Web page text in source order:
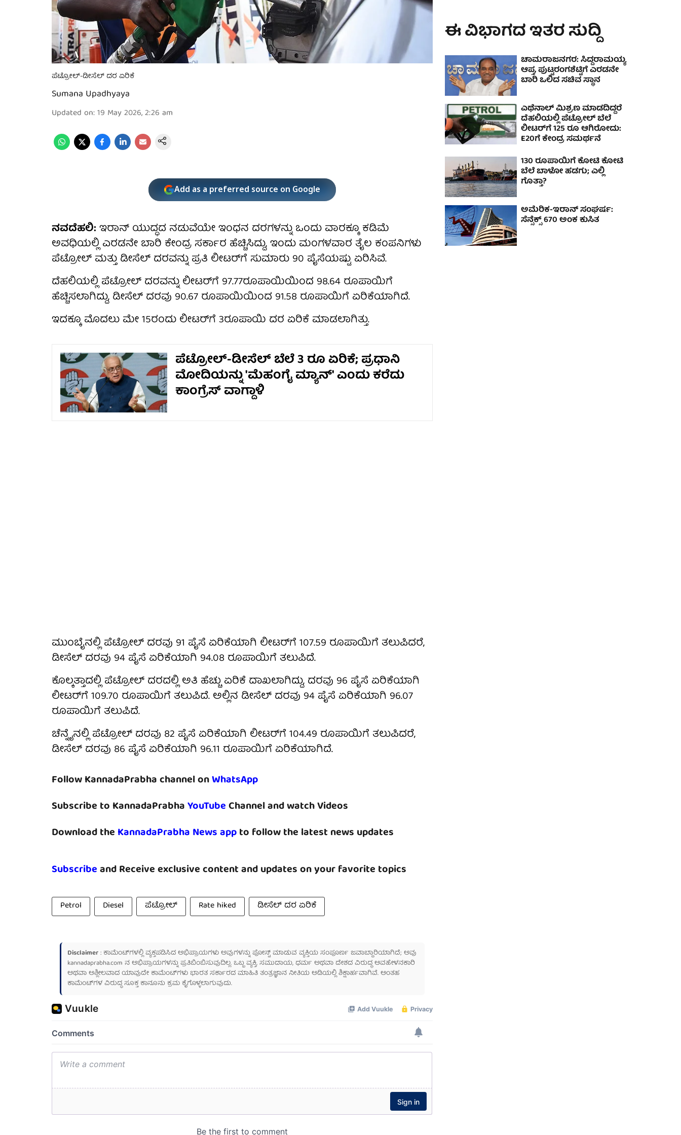
ಪೆಟ್ರೋಲ್-ಡೀಸೆಲ್ ದರ ಏರಿಕೆ
Sumana Upadhyaya
Updated on:19 May 2026, 2:26 am
Add as a preferred source on Google
ನವದೆಹಲಿ: ಇರಾನ್ ಯುದ್ಧದ ನಡುವೆಯೇ ಇಂಧನ ದರಗಳನ್ನು ಒಂದು ವಾರಕ್ಕೂ ಕಡಿಮೆ
ಅವಧಿಯಲ್ಲಿ ಎರಡನೇ ಬಾರಿ ಕೇಂದ್ರ ಸರ್ಕಾರ ಹೆಚ್ಚಿಸಿದ್ದು, ಇಂದು ಮಂಗಳವಾರ ತೈಲ ಕಂಪನಿಗಳು
ಪೆಟ್ರೋಲ್ ಮತ್ತು ಡೀಸೆಲ್ ದರವನ್ನು ಪ್ರತಿ ಲೀಟರ್‌ಗೆ ಸುಮಾರು 90 ಪೈಸೆಯಷ್ಟು ಏರಿಸಿವೆ.
ದೆಹಲಿಯಲ್ಲಿ ಪೆಟ್ರೋಲ್ ದರವನ್ನು ಲೀಟರ್‌ಗೆ 97.77ರೂಪಾಯಿಯಿಂದ 98.64 ರೂಪಾಯಿಗೆ
ಹೆಚ್ಚಿಸಲಾಗಿದ್ದು, ಡೀಸೆಲ್ ದರವು 90.67 ರೂಪಾಯಿಯಿಂದ 91.58 ರೂಪಾಯಿಗೆ ಏರಿಕೆಯಾಗಿದೆ.
ಇದಕ್ಕೂ ಮೊದಲು ಮೇ 15ರಂದು ಲೀಟರ್‌ಗೆ 3ರೂಪಾಯಿ ದರ ಏರಿಕೆ ಮಾಡಲಾಗಿತ್ತು.
ಪೆಟ್ರೋಲ್-ಡೀಸೆಲ್ ಬೆಲೆ 3 ರೂ ಏರಿಕೆ; ಪ್ರಧಾನಿ
ಮೋದಿಯನ್ನು 'ಮೆಹಂಗೈ ಮ್ಯಾನ್' ಎಂದು ಕರೆದು
ಕಾಂಗ್ರೆಸ್ ವಾಗ್ದಾಳಿ
ಮುಂಬೈನಲ್ಲಿ ಪೆಟ್ರೋಲ್ ದರವು 91 ಪೈಸೆ ಏರಿಕೆಯಾಗಿ ಲೀಟರ್‌ಗೆ 107.59 ರೂಪಾಯಿಗೆ ತಲುಪಿದರೆ,
ಡೀಸೆಲ್ ದರವು 94 ಪೈಸೆ ಏರಿಕೆಯಾಗಿ 94.08 ರೂಪಾಯಿಗೆ ತಲುಪಿದೆ.
ಕೊಲ್ಕತ್ತಾದಲ್ಲಿ ಪೆಟ್ರೋಲ್ ದರದಲ್ಲಿ ಅತಿ ಹೆಚ್ಚು ಏರಿಕೆ ದಾಖಲಾಗಿದ್ದು, ದರವು 96 ಪೈಸೆ ಏರಿಕೆಯಾಗಿ
ಲೀಟರ್‌ಗೆ 109.70 ರೂಪಾಯಿಗೆ ತಲುಪಿದೆ. ಅಲ್ಲಿನ ಡೀಸೆಲ್ ದರವು 94 ಪೈಸೆ ಏರಿಕೆಯಾಗಿ 96.07
ರೂಪಾಯಿಗೆ ತಲುಪಿದೆ.
ಚೆನ್ನೈನಲ್ಲಿ ಪೆಟ್ರೋಲ್ ದರವು 82 ಪೈಸೆ ಏರಿಕೆಯಾಗಿ ಲೀಟರ್‌ಗೆ 104.49 ರೂಪಾಯಿಗೆ ತಲುಪಿದರೆ,
ಡೀಸೆಲ್ ದರವು 86 ಪೈಸೆ ಏರಿಕೆಯಾಗಿ 96.11 ರೂಪಾಯಿಗೆ ಏರಿಕೆಯಾಗಿದೆ.
Follow KannadaPrabha channel onWhatsApp
Subscribe to KannadaPrabhaYouTubeChannel and watch Videos
Download the KannadaPrabha News appto follow the latest news updates
Subscribeand Receive exclusive content and updates on your favorite topics
Petrol Diesel ಪೆಟ್ರೋಲ್ Rate hiked ಡೀಸೆಲ್ ದರ ಏರಿಕೆ
Disclaimer: ಕಾಮೆಂಟ್‌ಗಳಲ್ಲಿ ವ್ಯಕ್ತಪಡಿಸಿದ ಅಭಿಪ್ರಾಯಗಳು ಅವುಗಳನ್ನು ಪೋಸ್ಟ್ ಮಾಡುವ ವ್ಯಕ್ತಿಯ ಸಂಪೂರ್ಣ ಜವಾಬ್ದಾರಿಯಾಗಿದೆ; ಅವು
kannadaprabha.com ನ ಅಭಿಪ್ರಾಯಗಳನ್ನು ಪ್ರತಿಬಿಂಬಿಸುವುದಿಲ್ಲ. ಒಬ್ಬ ವ್ಯಕ್ತಿ, ಸಮುದಾಯ, ಧರ್ಮ ಅಥವಾ ದೇಶದ ವಿರುದ್ಧ ಅವಹೇಳನಕಾರಿ
ಅಥವಾ ಅಶ್ಲೀಲವಾದ ಯಾವುದೇ ಕಾಮೆಂಟ್‌ಗಳು ಭಾರತ ಸರ್ಕಾರದ ಮಾಹಿತಿ ತಂತ್ರಜ್ಞಾನ ನೀತಿಯ ಅಡಿಯಲ್ಲಿ ಶಿಕ್ಷಾರ್ಹವಾಗಿವೆ. ಅಂತಹ
ಕಾಮೆಂಟ್‌ಗಳ ವಿರುದ್ಧ ಸೂಕ್ತ ಕಾನೂನು ಕ್ರಮ ಕೈಗೊಳ್ಳಲಾಗುವುದು.
ಈ ವಿಭಾಗದ ಇತರ ಸುದ್ದಿ
ಚಾಮರಾಜನಗರ: ಸಿದ್ದರಾಮಯ್ಯ
ಆಪ್ತ, ಪುಟ್ಟರಂಗಶೆಟ್ಟಿಗೆ ಎರಡನೇ
ಬಾರಿ ಒಲಿದ ಸಚಿವ ಸ್ಥಾನ
ಎಥೆನಾಲ್ ಮಿಶ್ರಣ ಮಾಡದಿದ್ದರೆ
ದೆಹಲಿಯಲ್ಲಿ ಪೆಟ್ರೋಲ್ ಬೆಲೆ
ಲೀಟರ್‌ಗೆ 125 ರೂ ಆಗಿರೋದು:
E20ಗೆ ಕೇಂದ್ರ ಸಮರ್ಥನೆ
130 ರೂಪಾಯಿಗೆ ಕೋಟಿ ಕೋಟಿ
ಬೆಲೆ ಬಾಳೋ ಹಡಗು; ಎಲ್ಲಿ
ಗೊತ್ತಾ?
ಅಮೆರಿಕ-ಇರಾನ್ ಸಂಘರ್ಷ:
ಸೆನ್ಸೆಕ್ಸ್ 670 ಅಂಕ ಕುಸಿತ